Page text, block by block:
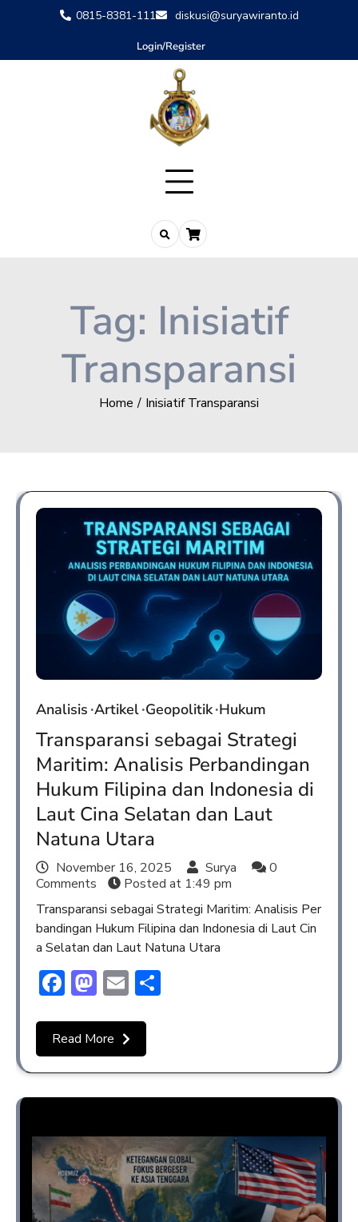
0815-8381-111 diskusi@suryawiranto.id
Login/Register
Tag: Inisiatif
Transparansi
Home Inisiatif Transparansi
Analisis Artikel Geopolitik Hukum
Transparansi sebagai Strategi
Maritim: Analisis Perbandingan
Hukum Filipina dan Indonesia di
Laut Cina Selatan dan Laut
Natuna Utara
November 16, 2025 Surya
0
Comments
Posted at 1:49 pm
Transparansi sebagai Strategi Maritim: Analisis Per
bandingan Hukum Filipina dan Indonesia di Laut Cin
a Selatan dan Laut Natuna Utara
Facebook
Mastodon
Email
Read More